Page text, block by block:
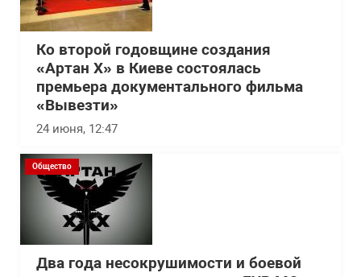
Ко второй годовщине создания
«Артан Х» в Киеве состоялась
премьера документального фильма
«Вывезти»
24 июня, 12:47
Общество
Два года несокрушимости и боевой